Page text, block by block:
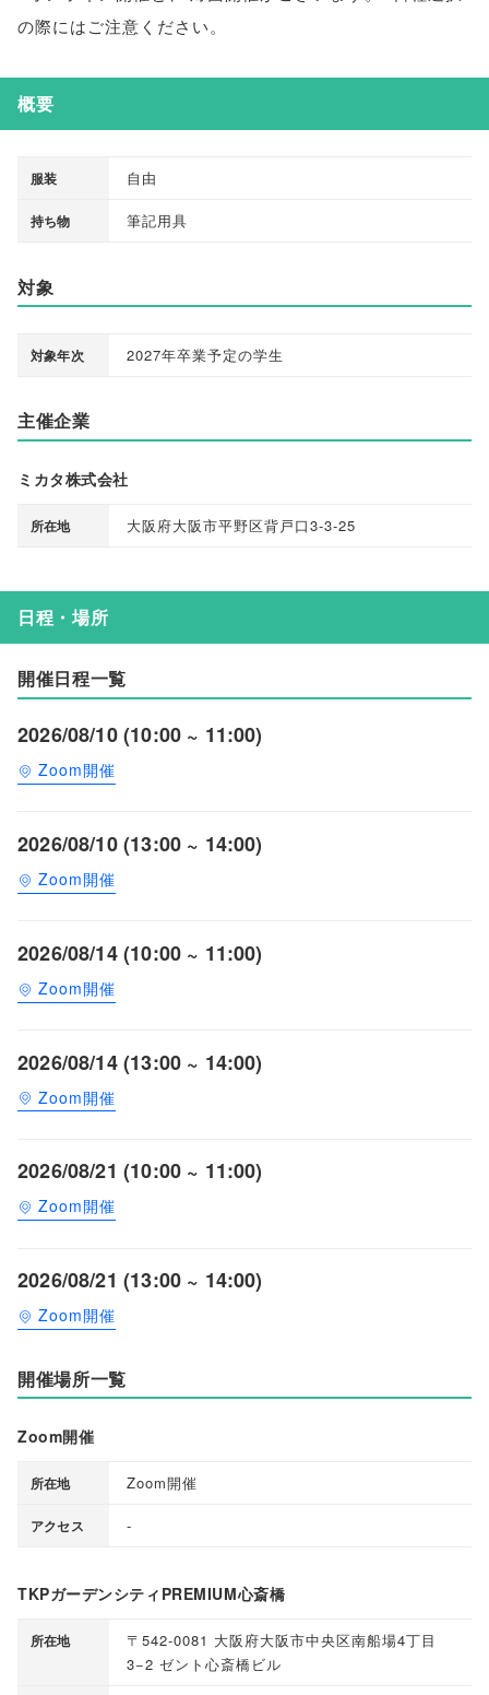
の際にはご注意ください。
概要
服装 自由
持ち物 筆記用具
対象
対象年次 2027年卒業予定の学生
主催企業
ミカタ株式会社
所在地 大阪府大阪市平野区背戸口3-3-25
日程・場所
開催日程一覧
2026/08/10 (10:00 ~ 11:00)
Zoom開催
2026/08/10 (13:00 ~ 14:00)
Zoom開催
2026/08/14 (10:00 ~ 11:00)
Zoom開催
2026/08/14 (13:00 ~ 14:00)
Zoom開催
2026/08/21 (10:00 ~ 11:00)
Zoom開催
2026/08/21 (13:00 ~ 14:00)
Zoom開催
開催場所一覧
Zoom開催
所在地 Zoom開催
アクセス -
TKPガーデンシティPREMIUM心斎橋
所在地
〒542-0081 大阪府大阪市中央区南船場4丁目
3−2 ゼント心斎橋ビル